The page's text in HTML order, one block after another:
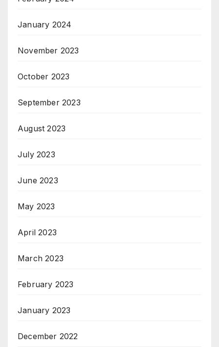
January 2024
November 2023
October 2023
September 2023
August 2023
July 2023
June 2023
May 2023
April 2023
March 2023
February 2023
January 2023
December 2022